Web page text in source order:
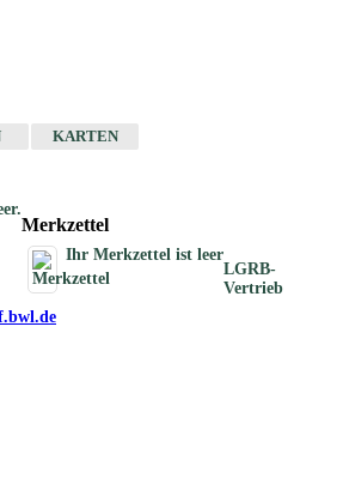
KARTEN
Merkzettel
Ihr Merkzettel ist leer
LGRB-
Vertrieb